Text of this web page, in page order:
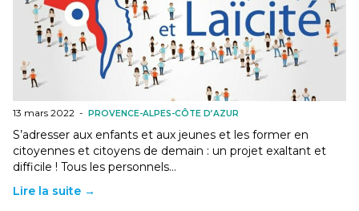
Stage Valeurs de la République à Marseille le 2 juin
13 mars 2022 - PROVENCE-ALPES-CÔTE D’AZUR
S’adresser aux enfants et aux jeunes et les former en
citoyennes et citoyens de demain : un projet exaltant et
difficile ! Tous les personnels…
Lire la suite →